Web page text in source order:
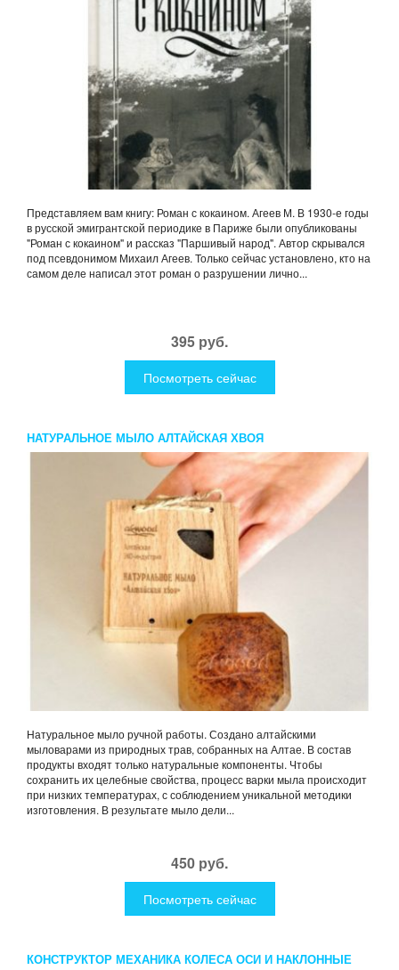
Представляем вам книгу: Роман с кокаином. Агеев М. В 1930-е годы
в русской эмигрантской периодике в Париже были опубликованы
"Роман с кокаином" и рассказ "Паршивый народ". Автор скрывался
под псевдонимом Михаил Агеев. Только сейчас установлено, кто на
самом деле написал этот роман о разрушении лично...
395 руб.
Посмотреть сейчас
НАТУРАЛЬНОЕ МЫЛО АЛТАЙСКАЯ ХВОЯ
Натуральное мыло ручной работы. Создано алтайскими
мыловарами из природных трав, собранных на Алтае. В состав
продукты входят только натуральные компоненты. Чтобы
сохранить их целебные свойства, процесс варки мыла происходит
при низких температурах, с соблюдением уникальной методики
изготовления. В результате мыло дели...
450 руб.
Посмотреть сейчас
КОНСТРУКТОР МЕХАНИКА КОЛЕСА ОСИ И НАКЛОННЫЕ